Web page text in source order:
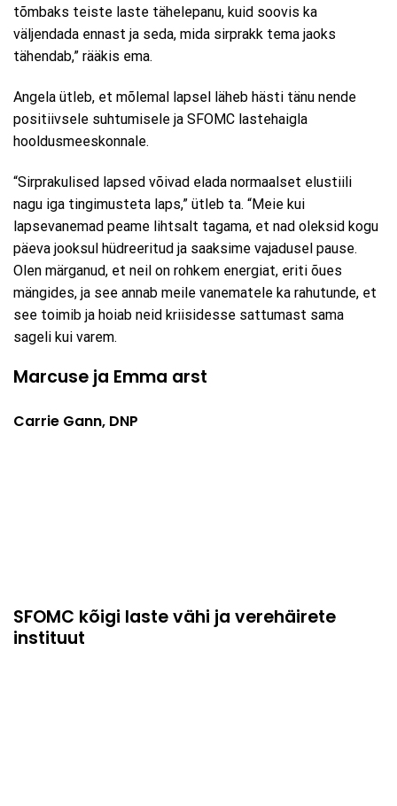
tõmbaks teiste laste tähelepanu, kuid soovis ka
väljendada ennast ja seda, mida sirprakk tema jaoks
tähendab,” rääkis ema.
Angela ütleb, et mõlemal lapsel läheb hästi tänu nende
positiivsele suhtumisele ja SFOMC lastehaigla
hooldusmeeskonnale.
“Sirprakulised lapsed võivad elada normaalset elustiili
nagu iga tingimusteta laps,” ütleb ta. “Meie kui
lapsevanemad peame lihtsalt tagama, et nad oleksid kogu
päeva jooksul hüdreeritud ja saaksime vajadusel pause.
Olen märganud, et neil on rohkem energiat, eriti õues
mängides, ja see annab meile vanematele ka rahutunde, et
see toimib ja hoiab neid kriisidesse sattumast sama
sageli kui varem.
Marcuse ja Emma arst
Carrie Gann, DNP
SFOMC kõigi laste vähi ja verehäirete
instituut